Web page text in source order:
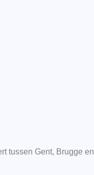
tussen Gent, Brugge en